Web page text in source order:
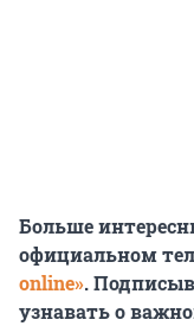
Больше
официальном
online».
узнавать о